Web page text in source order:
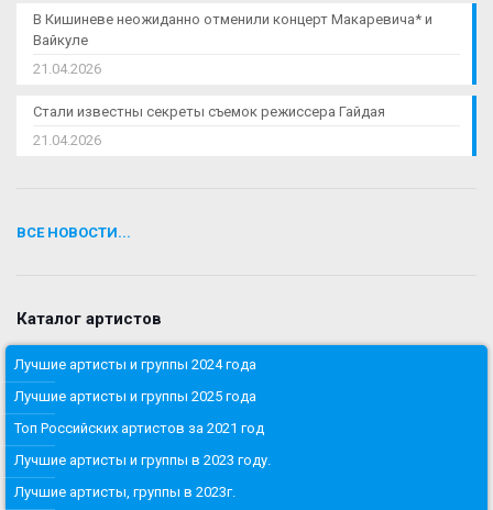
В Кишиневе неожиданно отменили концерт Макаревича* и
Вайкуле
21.04.2026
Стали известны секреты съемок режиссера Гайдая
21.04.2026
ВСЕ НОВОСТИ...
Каталог артистов
Лучшие артисты и группы 2024 года
Лучшие артисты и группы 2025 года
Топ Российских артистов за 2021 год
Лучшие артисты и группы в 2023 году.
Лучшие артисты, группы в 2023г.